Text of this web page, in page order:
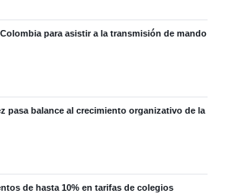
para asistir a la transmisión de mando
pasa balance al crecimiento organizativo de la
de hasta 10% en tarifas de colegios